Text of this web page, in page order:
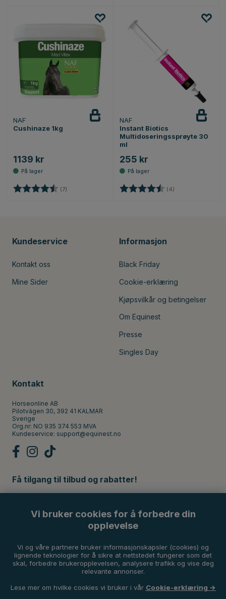
NAF
Cushinaze 1kg
1139 kr
Karakter: (7)
NAF
Instant Biotics
Multidoseringssprøyte 30
ml
255 kr
Karakter: (4)
Kundeservice
Kontakt oss
Mine Sider
Informasjon
Black Friday
Cookie-erklæring
Kjøpsvilkår og betingelser
Om Equinest
Presse
Singles Day
Kontakt
Horseonline AB
Pilotvägen 30, 392 41 KALMAR
Sverige
Org.nr: NO 935 374 553 MVA
Kundeservice: support@equinest.no
Få tilgang til tilbud og rabatter!
Vi bruker cookies for å forbedre din
opplevelse
Vi og våre partnere bruker informasjonskapsler (cookies) og
lignende teknologier for å sikre at nettstedet fungerer som det
skal, forbedre brukeropplevelsen, analysere trafikk og vise deg
relevante annonser.
Lese mer om hvilke cookies vi bruker i vår Cookie-erklæring →